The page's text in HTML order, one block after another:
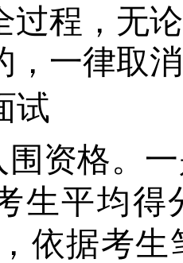
过程，无
，一律取
试
围资格。
生平均得
依据考